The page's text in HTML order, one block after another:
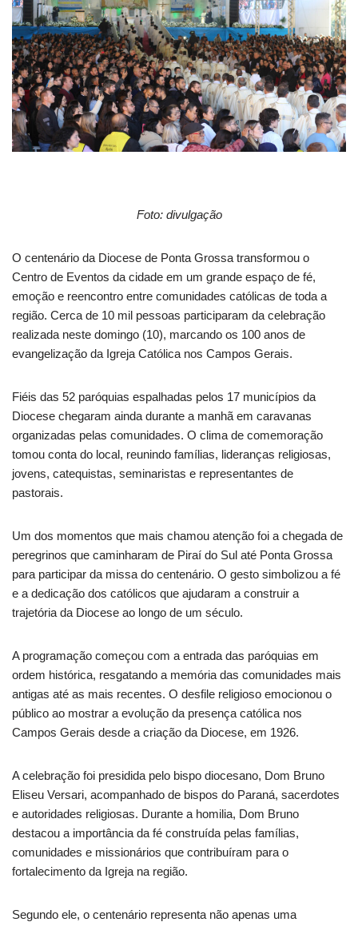
Foto: divulgação
O centenário da Diocese de Ponta Grossa transformou o
Centro de Eventos da cidade em um grande espaço de fé,
emoção e reencontro entre comunidades católicas de toda a
região. Cerca de 10 mil pessoas participaram da celebração
realizada neste domingo (10), marcando os 100 anos de
evangelização da Igreja Católica nos Campos Gerais.
Fiéis das 52 paróquias espalhadas pelos 17 municípios da
Diocese chegaram ainda durante a manhã em caravanas
organizadas pelas comunidades. O clima de comemoração
tomou conta do local, reunindo famílias, lideranças religiosas,
jovens, catequistas, seminaristas e representantes de
pastorais.
Um dos momentos que mais chamou atenção foi a chegada de
peregrinos que caminharam de Piraí do Sul até Ponta Grossa
para participar da missa do centenário. O gesto simbolizou a fé
e a dedicação dos católicos que ajudaram a construir a
trajetória da Diocese ao longo de um século.
A programação começou com a entrada das paróquias em
ordem histórica, resgatando a memória das comunidades mais
antigas até as mais recentes. O desfile religioso emocionou o
público ao mostrar a evolução da presença católica nos
Campos Gerais desde a criação da Diocese, em 1926.
A celebração foi presidida pelo bispo diocesano, Dom Bruno
Eliseu Versari, acompanhado de bispos do Paraná, sacerdotes
e autoridades religiosas. Durante a homilia, Dom Bruno
destacou a importância da fé construída pelas famílias,
comunidades e missionários que contribuíram para o
fortalecimento da Igreja na região.
Segundo ele, o centenário representa não apenas uma